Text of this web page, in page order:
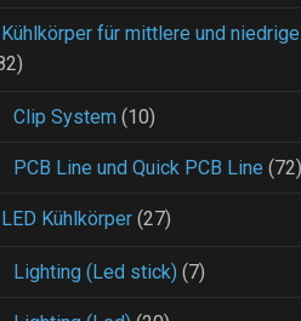
Kühlkörper für mittlere und
Clip System (10)
PCB Line und Quick PCB Line (72)
LED Kühlkörper (27)
Lighting (Led stick) (7)